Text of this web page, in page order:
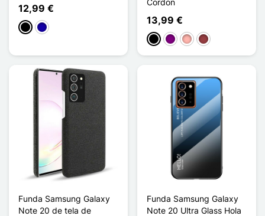
12,99 €
NegroAzul oscuro
13,99 €
NegroPúrpuraOro rosaRojo oscuro
Funda Samsung Galaxy
Note 20 de tela de
Funda Samsung Galaxy
Note 20 Ultra Glass Hola